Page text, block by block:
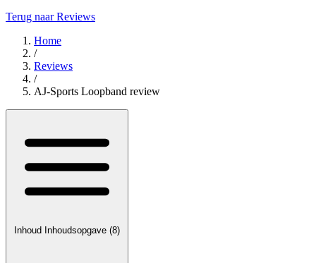
Terug naar Reviews
Home
/
Reviews
/
AJ-Sports Loopband review
Inhoud Inhoudsopgave (8)